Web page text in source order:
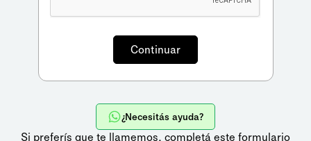
¿Necesitás ayuda?
Si preferís que te llamemos, completá este formulario